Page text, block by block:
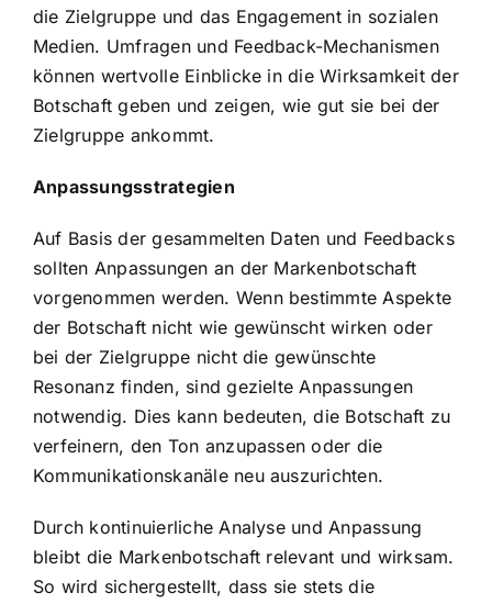
die Zielgruppe und das Engagement in sozialen
Medien. Umfragen und Feedback-Mechanismen
können wertvolle Einblicke in die Wirksamkeit der
Botschaft geben und zeigen, wie gut sie bei der
Zielgruppe ankommt.
Anpassungsstrategien
Auf Basis der gesammelten Daten und Feedbacks
sollten Anpassungen an der Markenbotschaft
vorgenommen werden. Wenn bestimmte Aspekte
der Botschaft nicht wie gewünscht wirken oder
bei der Zielgruppe nicht die gewünschte
Resonanz finden, sind gezielte Anpassungen
notwendig. Dies kann bedeuten, die Botschaft zu
verfeinern, den Ton anzupassen oder die
Kommunikationskanäle neu auszurichten.
Durch kontinuierliche Analyse und Anpassung
bleibt die Markenbotschaft relevant und wirksam.
So wird sichergestellt, dass sie stets die